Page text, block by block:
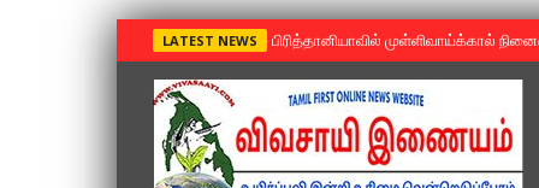
LATEST NEWS »பிரித்தானியாவில் முள்ளிவாய்க்கால்